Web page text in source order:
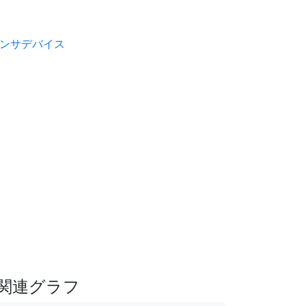
サデバイス
連グラフ